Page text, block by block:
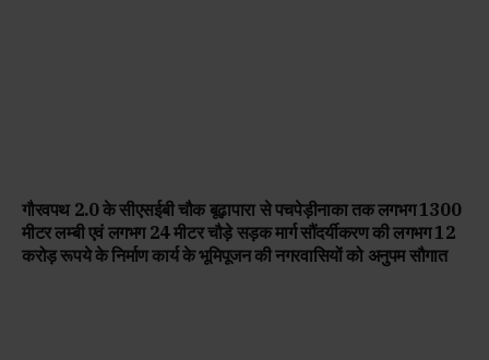
गौरवपथ 2.0 के सीएसईबी चौक बूढ़ापारा से पचपेड़ीनाका तक लगभग 1300
मीटर लम्बी एवं लगभग 24 मीटर चौड़े सड़क मार्ग सौंदर्यीकरण की लगभग 12
करोड़ रूपये के निर्माण कार्य के भूमिपूजन की नगरवासियों को अनुपम सौगात